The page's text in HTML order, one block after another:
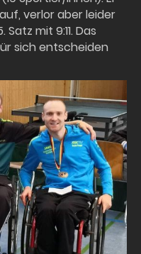
verlor aber leider
mit 9:11. Das
sich entscheiden